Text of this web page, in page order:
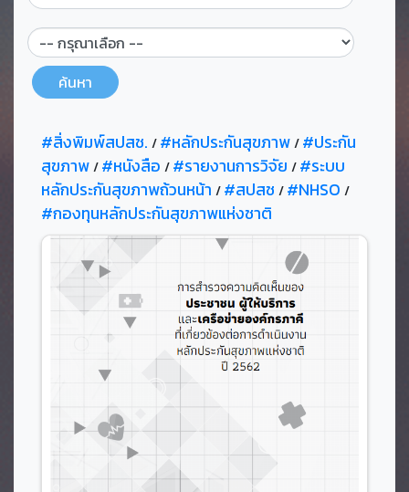
ค้นหา
#สิ่งพิมพ์สปสช. /#หลักประกันสุขภาพ/#ประกัน
สุขภาพ/#หนังสือ /#รายงานการวิจัย /#ระบบ
หลักประกันสุขภาพถ้วนหน้า /#สปสช /#NHSO /
#กองทุนหลักประกันสุขภาพแห่งชาติ